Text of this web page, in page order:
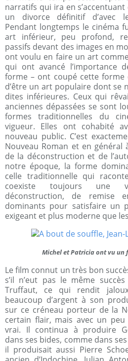
narratifs qui ira en
un divorce définitif d’avec
Pendant longtemps le cinéma
art inférieur, peu profond,
passifs devant des images en
ont voulu en faire un art
qui ont avancé l’importance
forme – ont coupé cette forme
d’être un art populaire dont se
dites inférieures. Ceux qui
anciennes dépassées se sont
formes traditionnelles du
vigueur. Elles ont cohabité
nouveau public. C’est
Nouveau Roman et en
de la déconstruction et de
notre époque, la forme
celle traditionnelle qui
coexiste toujours une
déconstruction, de remise
dominants pour satisfaire un
exigeant et plus moderne que
Michel et Patricia ont vu un
Le film connut un très bon
s’il n’eut pas le même
Truffaut, ce qui rendit
beaucoup d’argent à son
sur ce créneau porteur de la
certain flair, mais avec un
vrai. Il continua à produire
dans ses bides, comme dans
il produisait aussi Pierre